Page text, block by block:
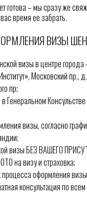
готова – мы сразу же
время ее забрать.
ВИЗЫ
визы в центре
Московский пр.,
пр;
Генеральном
визы, согласно
визы БЕЗ ВАШЕГО
на визу и страховка;
оформления
консультация по